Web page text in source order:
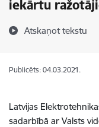
iekārtu
Atskaņot tekstu
Publicēts: 04.03.2021.
Latvijas
sadarbībā ar Valsts